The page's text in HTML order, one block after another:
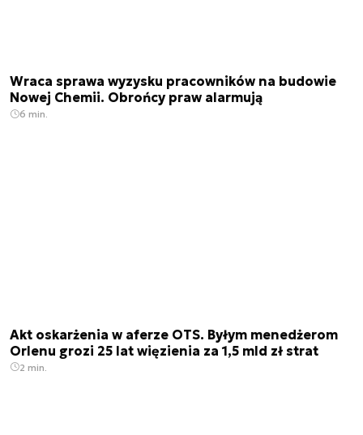
Wraca sprawa wyzysku pracowników na budowie
Nowej Chemii. Obrońcy praw alarmują
6 min.
Akt oskarżenia w aferze OTS. Byłym menedżerom
Orlenu grozi 25 lat więzienia za 1,5 mld zł strat
2 min.